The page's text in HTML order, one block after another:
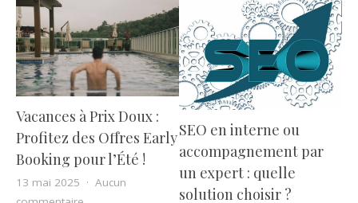
Vacances à Prix Doux :
Profitez des Offres Early
Booking pour l’Été !
13 mai 2025
Aucun
SEO en interne ou
accompagnement par
un expert : quelle
solution choisir ?